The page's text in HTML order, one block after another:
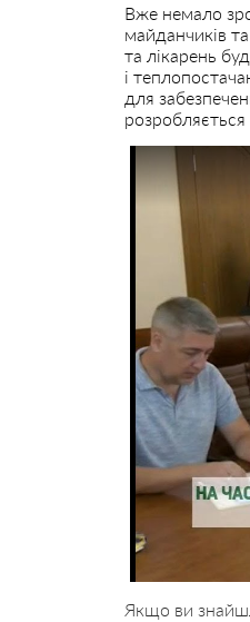
Вже немало
майданчиків
та лікарень
і
для
Якщо ви